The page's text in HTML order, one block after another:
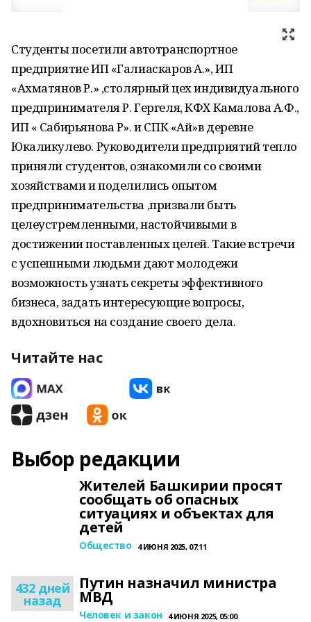
Студенты посетили автотранспортное
предприятие ИП «Галиаскаров А.», ИП
«Ахматянов Р.» ,столярный цех индивидуального
предпринимателя Р. Гергеля, КФХ Камалова А.Ф.,
ИП « Сабирьянова Р». и СПК «Ай»в деревне
Юкаликулево. Руководители предприятий тепло
приняли студентов, ознакомили со своими
хозяйствами и поделились опытом
предпринимательства ,призвали быть
целеустремленными, настойчивыми в
достижении поставленных целей. Такие встречи
с успешными людьми дают молодежи
возможность узнать секреты эффективного
бизнеса, задать интересующие вопросы,
вдохновиться на создание своего дела.
Читайте нас
Выбор редакции
Жителей Башкирии просят
сообщать об опасных
ситуациях и объектах для
детей
Общество 4 ИЮНЯ 2025, 07:11
432 дней
назад
Путин назначил министра
МВД
Человек и закон 4 ИЮНЯ 2025, 05:00